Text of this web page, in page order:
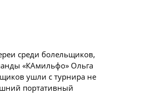
среди болельщиков,
«КАмильфо» Ольга
ушли с турнира не
портативный